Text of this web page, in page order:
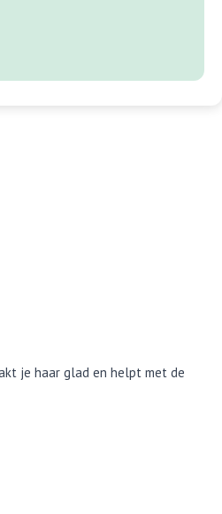
je haar glad en helpt met de